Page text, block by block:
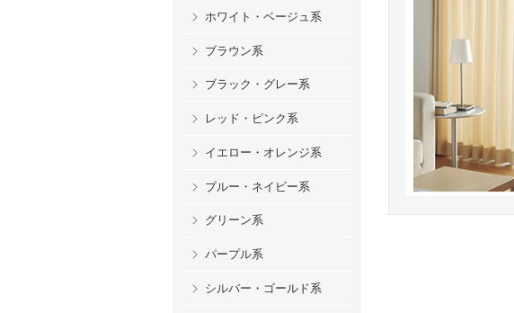
ホワイト・ベージュ系
ブラウン系
ブラック・グレー系
レッド・ピンク系
イエロー・オレンジ系
ブルー・ネイビー系
グリーン系
パープル系
シルバー・ゴールド系